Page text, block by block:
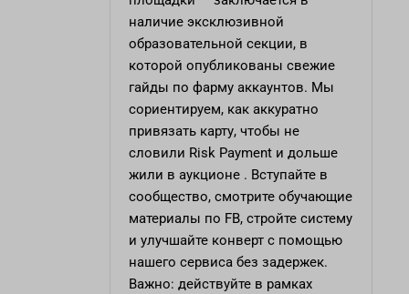
наличие эксклюзивной
образовательной секции, в
которой опубликованы свежие
гайды по фарму аккаунтов. Мы
сориентируем, как аккуратно
привязать карту, чтобы не
словили Risk Payment и дольше
жили в аукционе . Вступайте в
сообщество, смотрите обучающие
материалы по FB, стройте систему
и улучшайте конверт с помощью
нашего сервиса без задержек.
Важно: действуйте в рамках